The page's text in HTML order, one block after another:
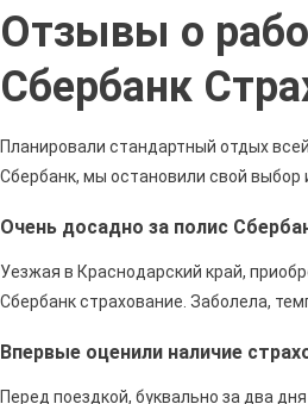
Отзывы о
Сбербанк
Планировали стандартный отдых
Сбербанк, мы остановили свой выбор
Очень досадно за полис
Уезжая в Краснодарский край,
Сбербанк страхование. Заболела,
Впервые оценили наличие
Перед поездкой, буквально за два